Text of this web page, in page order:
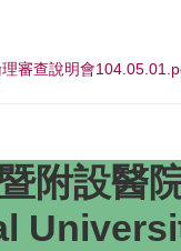
審查說明會
附設醫